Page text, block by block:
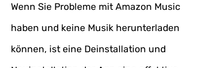
Wenn Sie Probleme mit Amazon Music
haben und keine Musik herunterladen
können, ist eine Deinstallation und